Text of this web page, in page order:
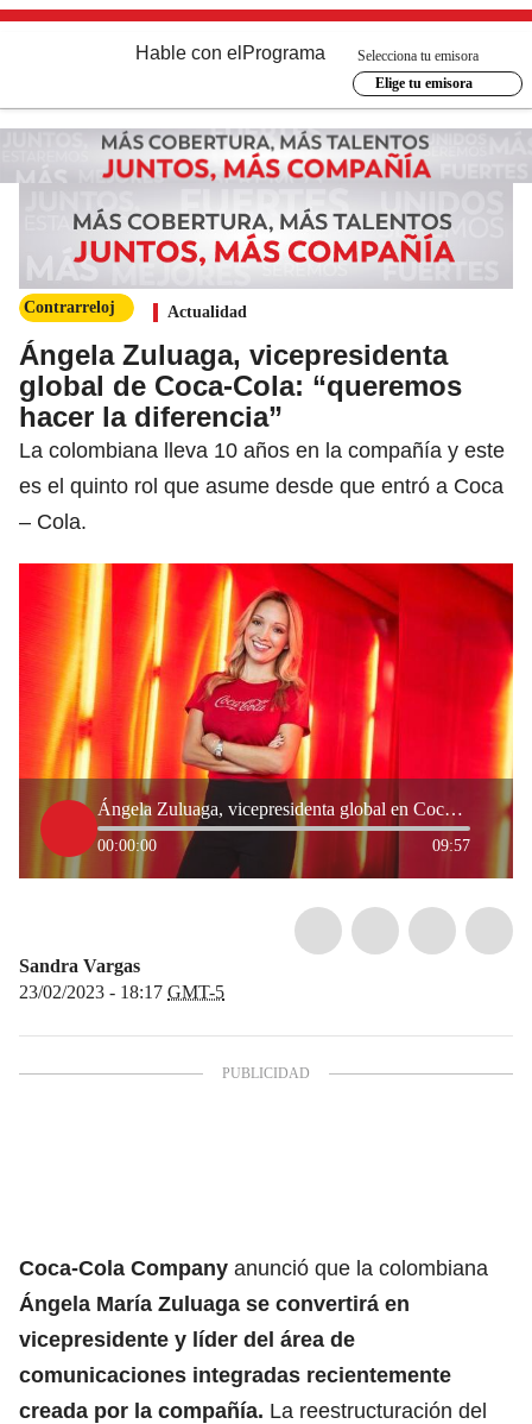
Hable con el Programa
Selecciona tu emisora
Elige tu emisora
Contrarreloj Actualidad
Ángela Zuluaga, vicepresidenta
global de Coca-Cola: “queremos
hacer la diferencia”
La colombiana lleva 10 años en la compañía y este
es el quinto rol que asume desde que entró a Coca
– Cola.
Ángela Zuluaga, vicepresidenta global en Coca-Cola: “queremos hacer la diferencia”
00:00:00 09:57
Sandra Vargas
23/02/2023 - 18:17 GMT-5
Coca-Cola Company anunció que la colombiana
Ángela María Zuluaga se convertirá en
vicepresidente y líder del área de
comunicaciones integradas recientemente
creada por la compañía. La reestructuración del